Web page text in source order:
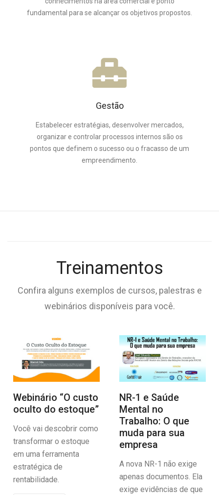
fundamental para se alcançar os objetivos propostos.
Gestão
Estabelecer estratégias, desenvolver mercados,
organizar e controlar processos internos são os
pontos que definem o sucesso ou o fracasso de um
empreendimento.
Treinamentos
Confira alguns exemplos de cursos, palestras e
webinários disponíveis para você.
Webinário “O custo
oculto do estoque”
Você vai descobrir como
transformar o estoque
em uma ferramenta
estratégica de
rentabilidade.
NR-1 e Saúde
Mental no
Trabalho: O que
muda para sua
empresa
A nova NR-1 não exige
apenas documentos. Ela
exige evidências de que